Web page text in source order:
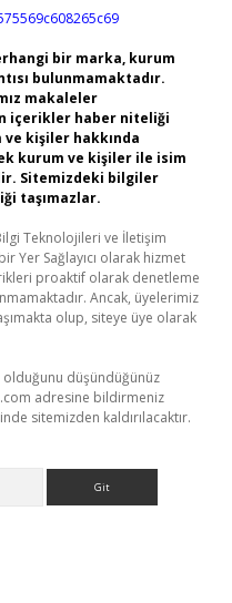
bir marka, kurum
bulunmamaktadır.
makaleler
içerikler haber niteliği
kişiler hakkında
kurum ve kişiler ile isim
Sitemizdeki bilgiler
taşımazlar.
Teknolojileri ve İletişim
Yer Sağlayıcı olarak hizmet
proaktif olarak denetleme
Ancak, üyelerimiz
olup, siteye üye olarak
olduğunu düşündüğünüz
adresine bildirmeniz
sitemizden kaldırılacaktır.